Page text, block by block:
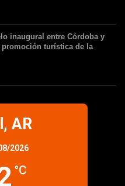
inaugural entre Córdoba y
promoción turística de la
AR
2026
°C